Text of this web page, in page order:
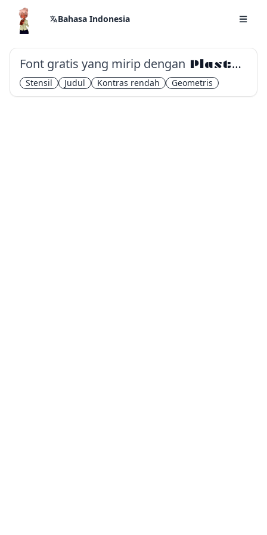
Bahasa Indonesia
Font gratis yang mirip dengan Plaster
Stensil Judul Kontras rendah Geometris